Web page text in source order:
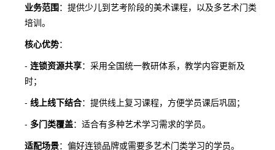
业务范围：提供少儿到艺考阶段的美术课程，以及多艺术门类
培训。
核心优势：
- 连锁资源共享：采用全国统一教研体系，教学内容更新及
时；
- 线上线下结合：提供线上复习课程，方便学员课后巩固；
- 多门类覆盖：适合有多种艺术学习需求的学员。
适配场景：偏好连锁品牌或需要多艺术门类学习的学员。